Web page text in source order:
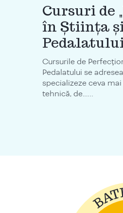
Cursuri de
în Ştiinţa
Cursurile de
Pedalatului se
specializeze ceva
tehnică, de…...